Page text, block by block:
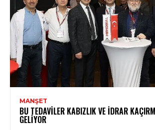
MANŞET
BU TEDAVILER KABIZLIK VE İDRAR
GELIYOR